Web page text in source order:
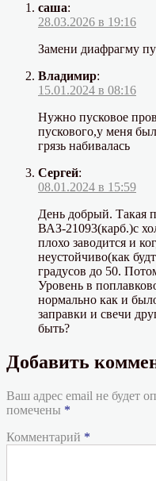
саша:
28.03.2026 в 19:16
Замени диафрагму
Владимир:
15.01.2024 в 08:16
Нужно пусковое
пускового,у меня
грязь набивалась
Сергей:
08.01.2024 в 15:59
День добрый. Такая
ВАЗ-21093(карб.)с
плохо заводится и
неустойчиво(как
градусов до 50.
Уровень в
нормально как и
заправки и свечи
быть?
Добавить
Ваш адрес email не будет
помечены *
Комментарий *